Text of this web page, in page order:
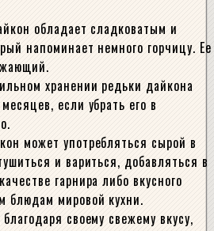
обладает сладковатым и
напоминает немного горчицу. Ее
хранении редьки дайкона
если убрать его в
может употребляться сырой в
и вариться, добавляться в
гарнира либо вкусного
блюдам мировой кухни.
своему свежему вкусу,